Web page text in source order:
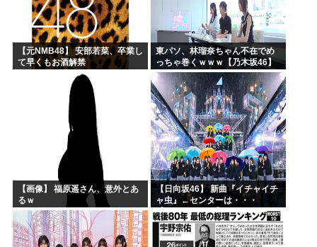
【元NMB48】 安部若菜、卒業し
て早くもお酒解禁
東パソ、林瑠奈ちゃん不在でめ
っちゃ巻くｗｗｗ【乃木坂46】
【画像】 福原遥さん、意外とあ
るｗ
【日向坂46】 新曲『イチャイチ
ャ虫』←センターは・・・
【18thシングル】